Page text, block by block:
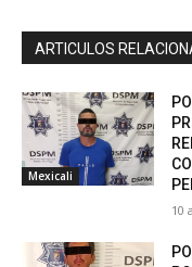
ARTICULOS
Mexicali
10